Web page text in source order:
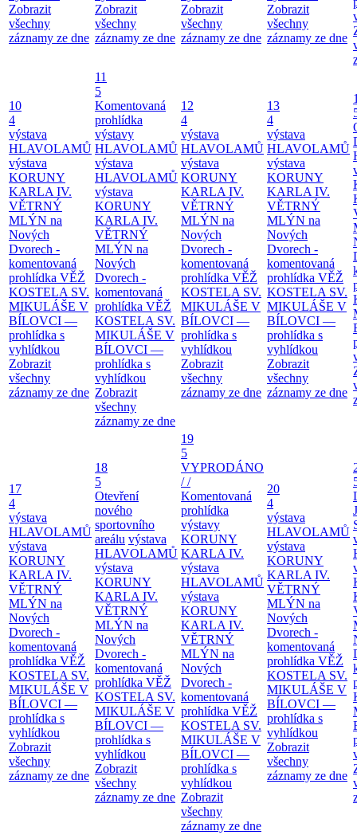
Zobrazit
všechny
záznamy ze dne
Zobrazit
všechny
záznamy ze dne
Zobrazit
všechny
záznamy ze dne
Zobrazit
všechny
záznamy ze dne
10
4
výstava
HLAVOLAMŮ
výstava
KORUNY
KARLA IV.
VĚTRNÝ
MLÝN na
Nových
Dvorech -
komentovaná
prohlídka VĚŽ
KOSTELA SV.
MIKULÁŠE V
BÍLOVCI —
prohlídka s
vyhlídkou
Zobrazit
všechny
záznamy ze dne
11
5
Komentovaná
prohlídka
výstavy
HLAVOLAMŮ
výstava
HLAVOLAMŮ
výstava
KORUNY
KARLA IV.
VĚTRNÝ
MLÝN na
Nových
Dvorech -
komentovaná
prohlídka VĚŽ
KOSTELA SV.
MIKULÁŠE V
BÍLOVCI —
prohlídka s
vyhlídkou
Zobrazit
všechny
záznamy ze dne
12
4
výstava
HLAVOLAMŮ
výstava
KORUNY
KARLA IV.
VĚTRNÝ
MLÝN na
Nových
Dvorech -
komentovaná
prohlídka VĚŽ
KOSTELA SV.
MIKULÁŠE V
BÍLOVCI —
prohlídka s
vyhlídkou
Zobrazit
všechny
záznamy ze dne
13
4
výstava
HLAVOLAMŮ
výstava
KORUNY
KARLA IV.
VĚTRNÝ
MLÝN na
Nových
Dvorech -
komentovaná
prohlídka VĚŽ
KOSTELA SV.
MIKULÁŠE V
BÍLOVCI —
prohlídka s
vyhlídkou
Zobrazit
všechny
záznamy ze dne
17
4
výstava
HLAVOLAMŮ
výstava
KORUNY
KARLA IV.
VĚTRNÝ
MLÝN na
Nových
Dvorech -
komentovaná
prohlídka VĚŽ
KOSTELA SV.
MIKULÁŠE V
BÍLOVCI —
prohlídka s
vyhlídkou
Zobrazit
všechny
záznamy ze dne
18
5
Otevření
nového
sportovního
areálu výstava
HLAVOLAMŮ
výstava
KORUNY
KARLA IV.
VĚTRNÝ
MLÝN na
Nových
Dvorech -
komentovaná
prohlídka VĚŽ
KOSTELA SV.
MIKULÁŠE V
BÍLOVCI —
prohlídka s
vyhlídkou
Zobrazit
všechny
záznamy ze dne
19
5
VYPRODÁNO
/ /
Komentovaná
prohlídka
výstavy
KORUNY
KARLA IV.
výstava
HLAVOLAMŮ
výstava
KORUNY
KARLA IV.
VĚTRNÝ
MLÝN na
Nových
Dvorech -
komentovaná
prohlídka VĚŽ
KOSTELA SV.
MIKULÁŠE V
BÍLOVCI —
prohlídka s
vyhlídkou
Zobrazit
všechny
záznamy ze dne
20
4
výstava
HLAVOLAMŮ
výstava
KORUNY
KARLA IV.
VĚTRNÝ
MLÝN na
Nových
Dvorech -
komentovaná
prohlídka VĚŽ
KOSTELA SV.
MIKULÁŠE V
BÍLOVCI —
prohlídka s
vyhlídkou
Zobrazit
všechny
záznamy ze dne